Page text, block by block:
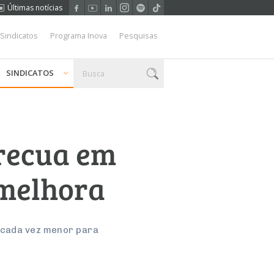
Últimas notícias
Programa Inova Pesquisas
SINDICATOS
em
vez menor para